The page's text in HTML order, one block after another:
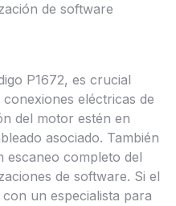
de software
P1672, es crucial
eléctricas de
del motor estén en
asociado. También
escaneo completo del
de software. Si el
un especialista para